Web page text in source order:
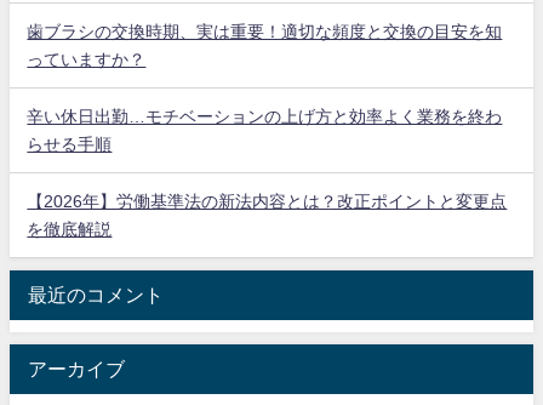
歯ブラシの交換時期、実は重要！適切な頻度と交換の目安を知
っていますか？
辛い休日出勤…モチベーションの上げ方と効率よく業務を終わ
らせる手順
【2026年】労働基準法の新法内容とは？改正ポイントと変更点
を徹底解説
最近のコメント
アーカイブ